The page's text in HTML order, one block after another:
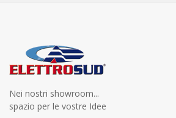
Nei nostri showroom...
spazio per le vostre Idee